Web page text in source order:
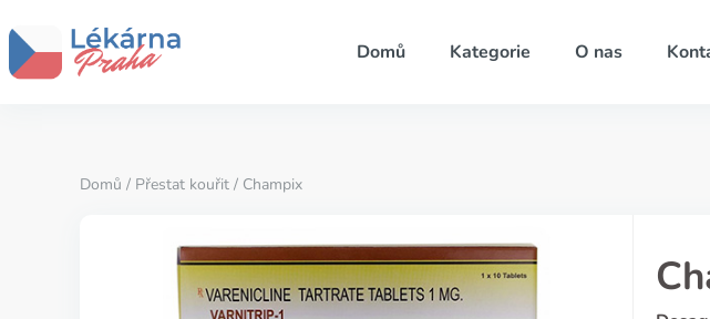
Domů Kategorie O nas
Domů / Přestat kouřit / Champix